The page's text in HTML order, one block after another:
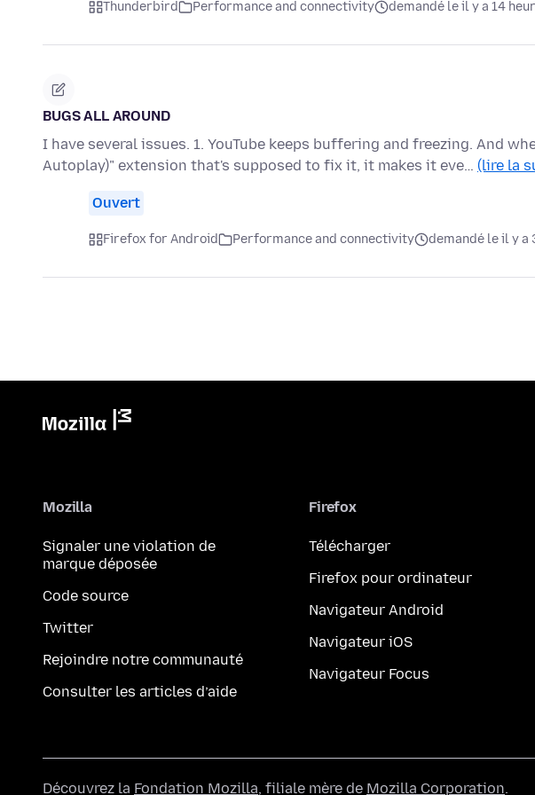
Thunderbird Performance and connectivity demandé le il y a 14
BUGS ALL AROUND
I have several issues. 1. YouTube keeps buffering and freezing. And
Autoplay)" extension that's supposed to fix it, it makes it eve… (lire la
Ouvert
Firefox for Android Performance and connectivity demandé le il y a
Mozilla
Signaler une violation de
marque déposée
Code source
Twitter
Rejoindre notre communauté
Consulter les articles d’aide
Firefox
Télécharger
Firefox pour ordinateur
Navigateur Android
Navigateur iOS
Navigateur Focus
Découvrez la Fondation Mozilla, filiale mère de Mozilla Corporation.